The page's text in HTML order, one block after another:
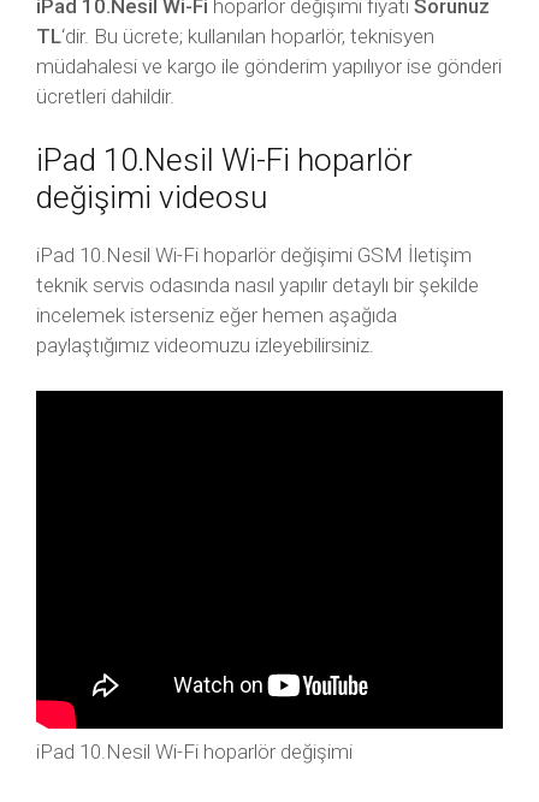
iPad 10.Nesil Wi-Fi hoparlör değişimi fiyatı Sorunuz
TL‘dir. Bu ücrete; kullanılan hoparlör, teknisyen
müdahalesi ve kargo ile gönderim yapılıyor ise gönderi
ücretleri dahildir.
iPad 10.Nesil Wi-Fi hoparlör
değişimi videosu
iPad 10.Nesil Wi-Fi hoparlör değişimi GSM İletişim
teknik servis odasında nasıl yapılır detaylı bir şekilde
incelemek isterseniz eğer hemen aşağıda
paylaştığımız videomuzu izleyebilirsiniz.
iPad 10.Nesil Wi-Fi hoparlör değişimi